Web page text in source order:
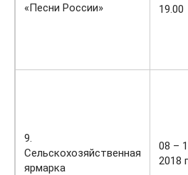
«Песни России»
19.00
9.
Сельскохозяйственная
ярмарка
08 –
2018